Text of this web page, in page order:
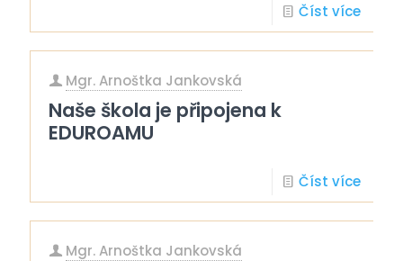
Číst více
Mgr. Arnoštka Jankovská
Naše škola je připojena k
EDUROAMU
Číst více
Mgr. Arnoštka Jankovská